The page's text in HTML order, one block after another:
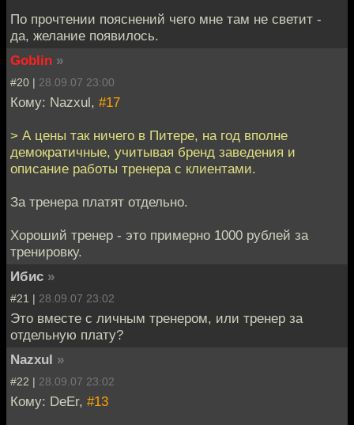
По прочтении пояснений чего мне там не светит -
да, желание появилось.
Goblin »
#20 | 28.09.07 23:00
Кому: Nazxul, #17
> А цены так ничего в Питере, на год вполне
демократичные, учитывая бренд заведения и
описание работы тренера с клиентами.
За тренера платят отдельно.
Хороший тренер - это примерно 1000 рублей за
тренировку.
Ибис »
#21 | 28.09.07 23:02
Это вместе с личным тренером, или тренер за
отдельную плату?
Nazxul »
#22 | 28.09.07 23:02
Кому: DeEr, #13